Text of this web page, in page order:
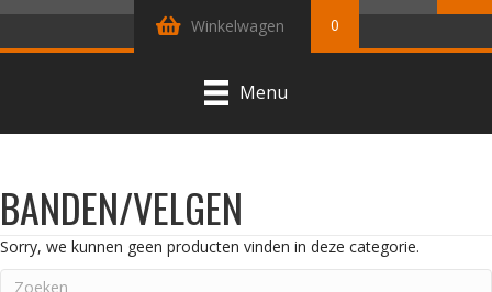
Winkelwagen 0
Menu
BANDEN/VELGEN
Sorry, we kunnen geen producten vinden in deze categorie.